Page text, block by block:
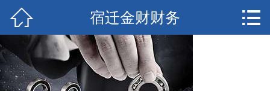
 宿迁金财财务 